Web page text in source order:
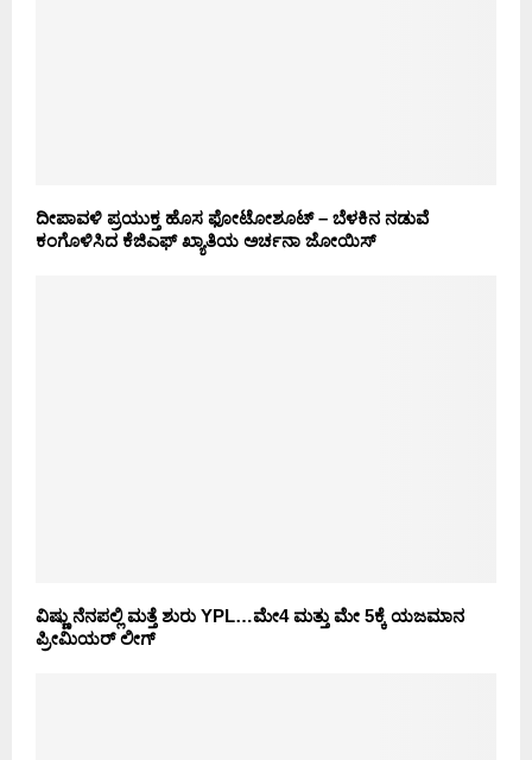
ದೀಪಾವಳಿ ಪ್ರಯುಕ್ತ ಹೊಸ ಫೋಟೋಶೂಟ್ – ಬೆಳಕಿನ ನಡುವೆ
ಕಂಗೊಳಿಸಿದ ಕೆಜಿಎಫ್ ಖ್ಯಾತಿಯ ಅರ್ಚನಾ ಜೋಯಿಸ್
ವಿಷ್ಣು ನೆನಪಲ್ಲಿ ಮತ್ತೆ ಶುರು YPL…ಮೇ‌4 ಮತ್ತು ಮೇ‌ 5ಕ್ಕೆ ಯಜಮಾನ
ಪ್ರೀಮಿಯರ್ ಲೀಗ್